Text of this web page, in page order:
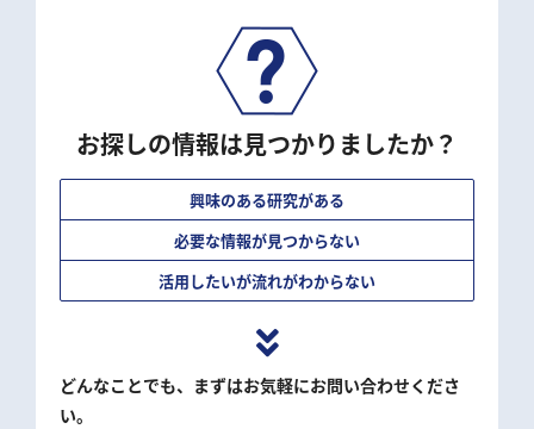
お探しの情報は見つかりましたか？
興味のある研究がある
必要な情報が見つからない
活用したいが流れがわからない
どんなことでも、まずはお気軽にお問い合わせくださ
い。